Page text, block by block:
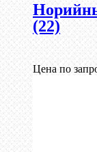
(22)
Цена по